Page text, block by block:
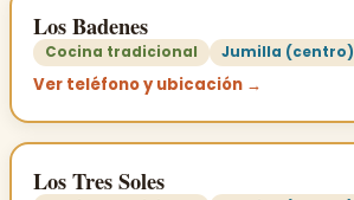
Los Badenes
Cocina tradicional Jumilla (centro)
Ver teléfono y ubicación →
Los Tres Soles